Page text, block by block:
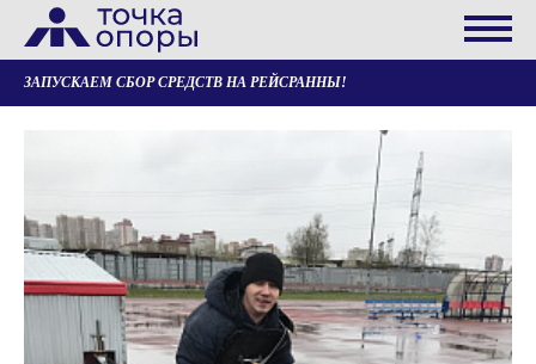
ЗАПУСКАЕМ СБОР СРЕДСТВ НА РЕЙСРАННЫ!